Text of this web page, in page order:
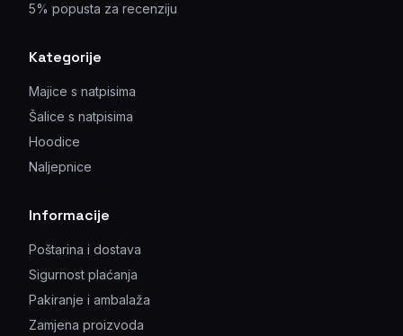
5% popusta za recenziju
Kategorije
Majice s natpisima
Šalice s natpisima
Hoodice
Naljepnice
Informacije
Poštarina i dostava
Sigurnost plaćanja
Pakiranje i ambalaža
Zamjena proizvoda